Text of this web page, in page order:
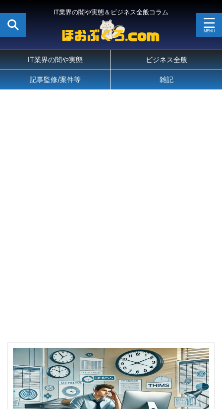
IT業界の闇や実態＆ビジネス全般コラム
IT業界の闇や実態 ビジネス全般
記事監修/案件等 雑記